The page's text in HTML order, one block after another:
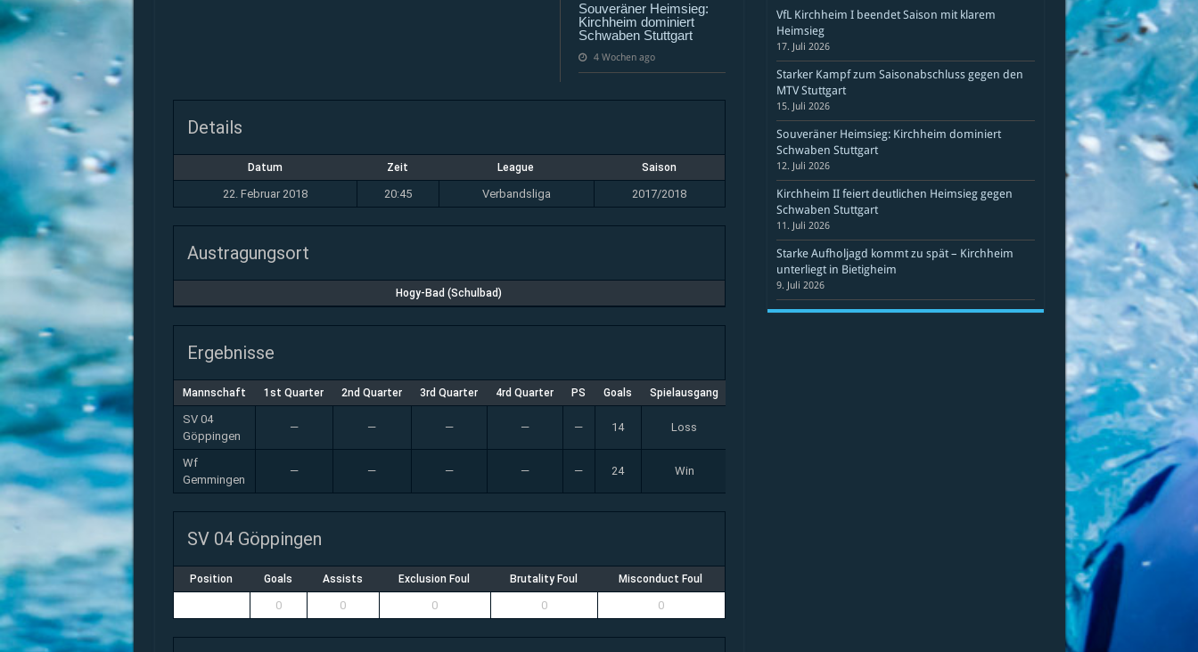
Souveräner Heimsieg:
Kirchheim dominiert
Schwaben Stuttgart
4 Wochen ago
Details
Datum Zeit League Saison
22. Februar 2018 20:45 Verbandsliga 2017/2018
Austragungsort
Hogy-Bad (Schulbad)
Ergebnisse
Mannschaft 1st Quarter 2nd Quarter 3rd Quarter 4rd Quarter PS Goals Spielausgang
SV 04
Göppingen
— — — — — 14 Loss
Wf
Gemmingen
— — — — — 24 Win
SV 04 Göppingen
Position Goals Assists Exclusion Foul Brutality Foul Misconduct Foul
0 0 0 0 0
VfL Kirchheim I beendet Saison mit klarem
Heimsieg
17. Juli 2026
Starker Kampf zum Saisonabschluss gegen den
MTV Stuttgart
15. Juli 2026
Souveräner Heimsieg: Kirchheim dominiert
Schwaben Stuttgart
12. Juli 2026
Kirchheim II feiert deutlichen Heimsieg gegen
Schwaben Stuttgart
11. Juli 2026
Starke Aufholjagd kommt zu spät – Kirchheim
unterliegt in Bietigheim
9. Juli 2026